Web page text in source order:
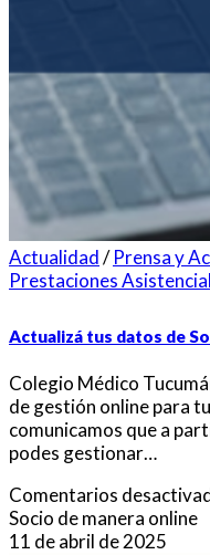
Actualidad/Prensa y
Prestaciones
Actualizá tus datos de
Colegio Médico
de gestión online para
comunicamos que a
podes gestionar…
Comentarios
Socio de manera online
11 de abril de 2025